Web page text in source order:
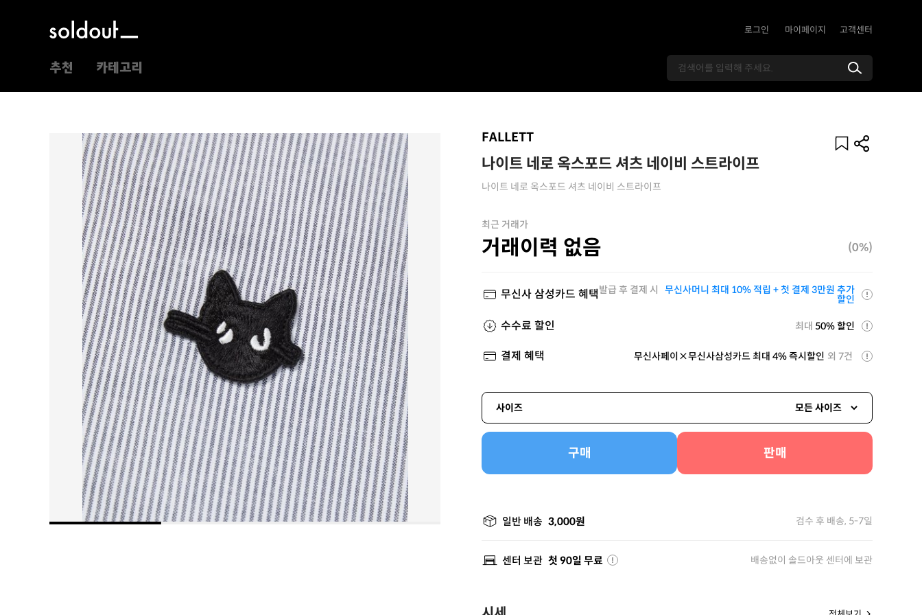
로그인 마이페이지 고객센터
추천 카테고리
FALLETT
나이트 네로 옥스포드 셔츠 네이비 스트라이프
나이트 네로 옥스포드 셔츠 네이비 스트라이프
최근 거래가
거래이력 없음 (0%)
무신사 삼성카드 혜택발급 후 결제 시 무신사머니 최대 10% 적립 + 첫 결제 3만원 추가
할인
수수료 할인 최대 50% 할인
결제 혜택 무신사페이×무신사삼성카드 최대 4% 즉시할인 외 7건
사이즈 모든 사이즈
구매 판매
일반 배송 3,000원 검수 후 배송, 5-7일
센터 보관 첫 90일 무료 배송없이 솔드아웃 센터에 보관